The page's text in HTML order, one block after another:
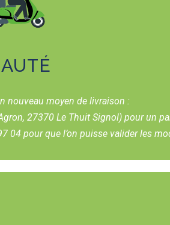
nouveau moyen de livraison :
27370 Le Thuit Signol) pour un
04 pour que l’on puisse valider les